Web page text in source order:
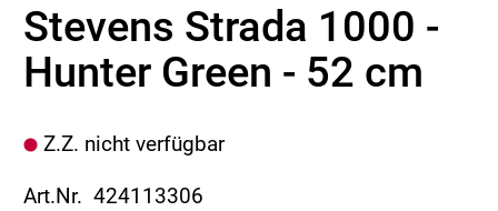
Stevens Strada 1000 -
Hunter Green - 52 cm
Z.Z. nicht verfügbar
Art.Nr. 424113306